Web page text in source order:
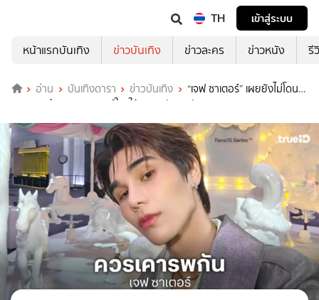
TH
เข้าสู่ระบบ
หน้าแรกบันเทิง
ข่าวบันเทิง ข่าวละคร ข่าวหนัง รี
อ่าน บันเทิงดารา ข่าวบันเทิง
“เจฟ ซาเตอร์” เผยยังไม่โดน
คุกคาม เตือนจะคอมเมนต์ใครให้เคารพกันและกัน